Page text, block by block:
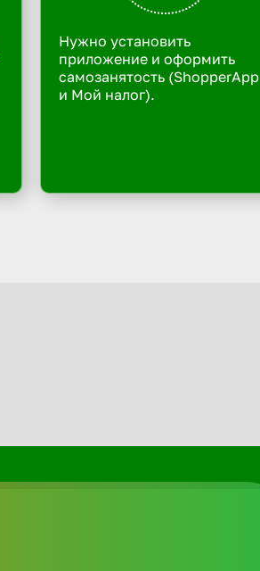
Нужно установить
приложение и оформить
самозанятость (ShopperApp
и Мой налог).